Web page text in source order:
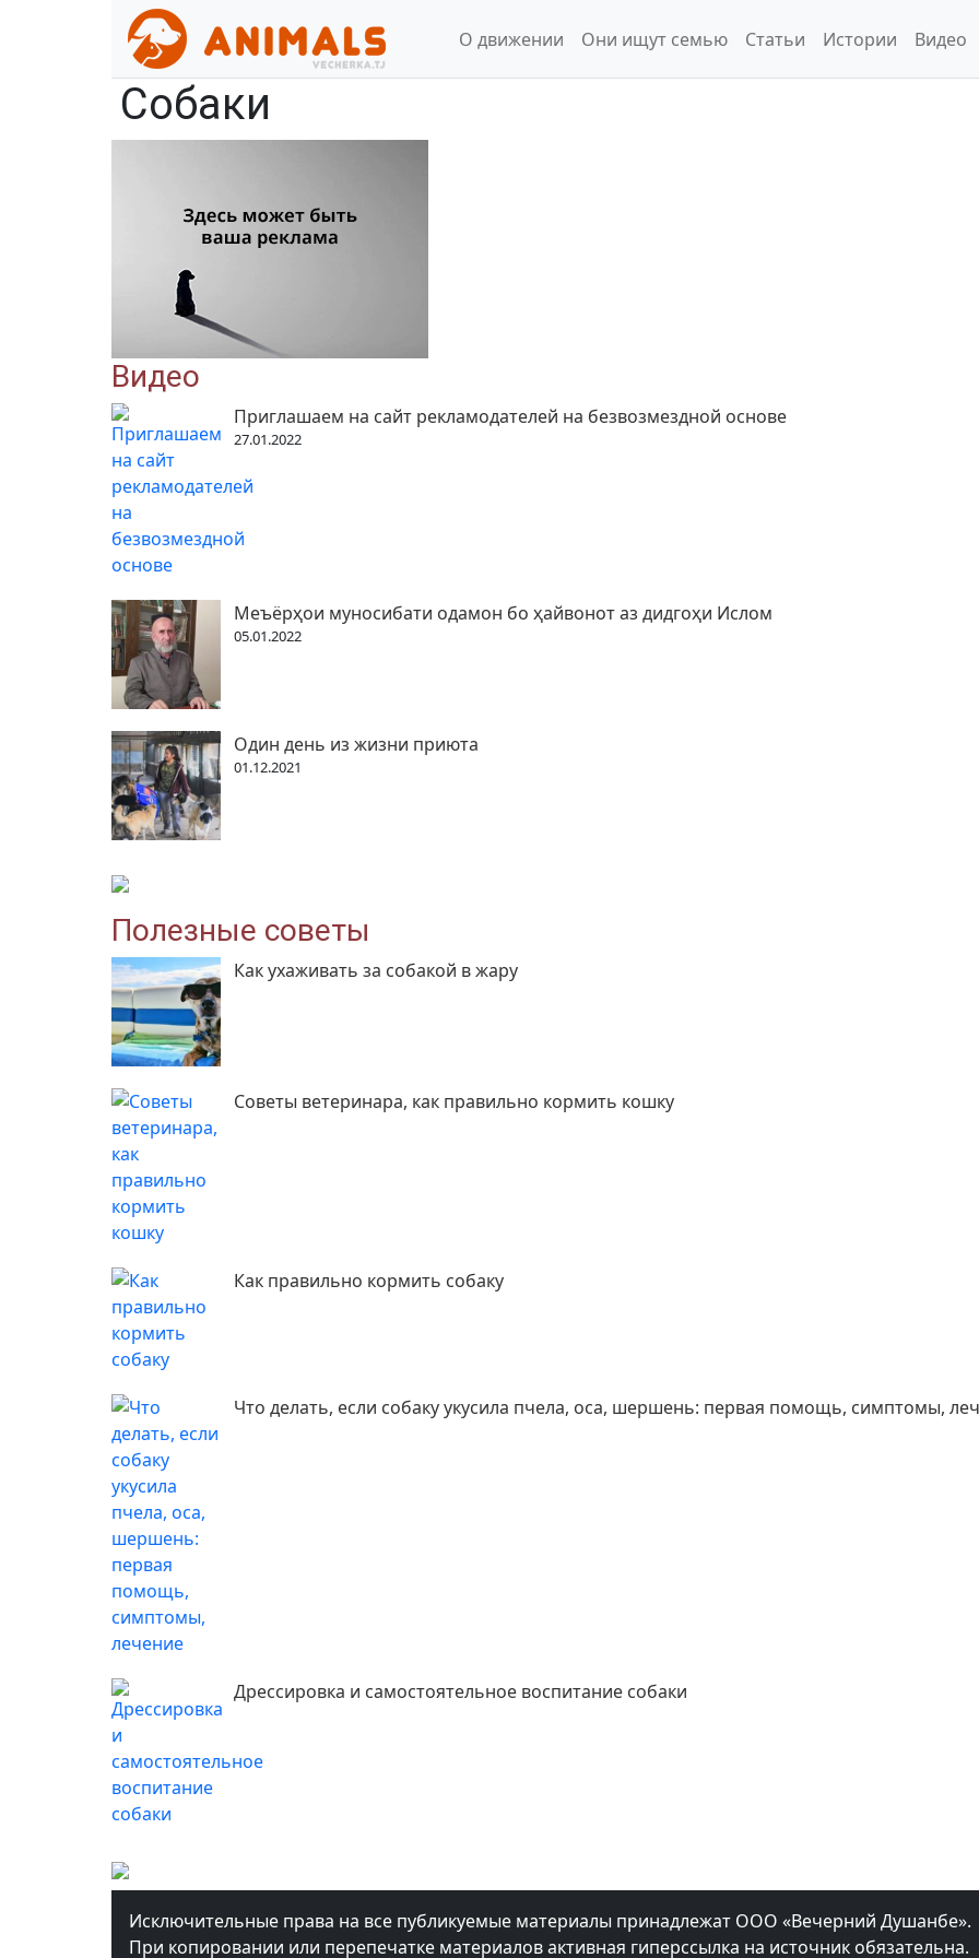
О движении Они ищут семью Статьи Истории Видео
Собаки
Видео
Приглашаем на сайт рекламодателей на безвозмездной основе
27.01.2022
Меъёрҳои муносибати одамон бо ҳайвонот аз дидгоҳи Ислом
05.01.2022
Один день из жизни приюта
01.12.2021
Полезные советы
Как ухаживать за собакой в жару
Советы ветеринара, как правильно кормить кошку
Как правильно кормить собаку
Что делать, если собаку укусила пчела, оса, шершень: первая помощь, симптомы,
Дрессировка и самостоятельное воспитание собаки
Исключительные права на все публикуемые материалы принадлежат ООО «Вечерний Душанбе».
При копировании или перепечатке материалов активная гиперссылка на источник обязательна.